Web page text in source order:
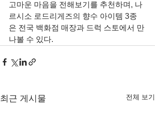
고마운 마음을 전해보기를 추천하며, 나
르시소 로드리게즈의 향수 아이템 3종
은 전국 백화점 매장과 드럭 스토에서 만
나볼 수 있다.
최근 게시물 전체 보기